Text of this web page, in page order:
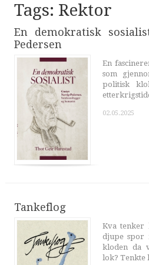
Tags: Rektor
En demokratisk
Pedersen
En
som
politisk
02.05.2025
Tankeflog
Kva tenker
djupe spor
kloden da
lok? Tenkte